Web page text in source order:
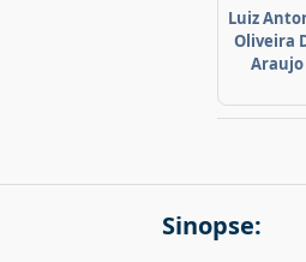
Luiz
Oliveira
Araujo
Sinopse: